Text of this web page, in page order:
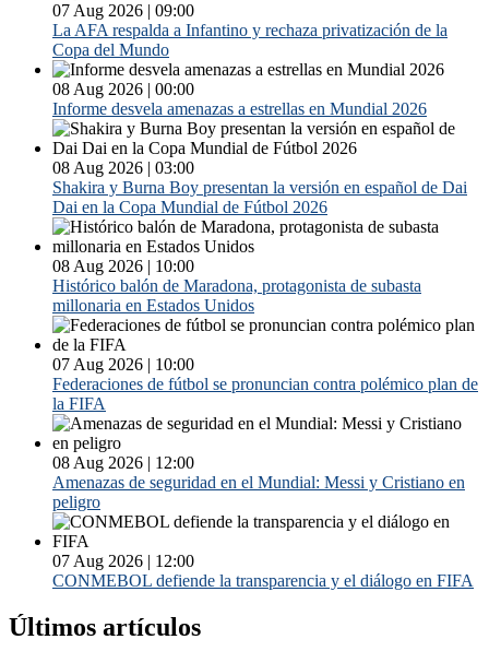
07 Aug 2026 | 09:00
La AFA respalda a Infantino y rechaza privatización de la
Copa del Mundo
08 Aug 2026 | 00:00
Informe desvela amenazas a estrellas en Mundial 2026
08 Aug 2026 | 03:00
Shakira y Burna Boy presentan la versión en español de Dai
Dai en la Copa Mundial de Fútbol 2026
08 Aug 2026 | 10:00
Histórico balón de Maradona, protagonista de subasta
millonaria en Estados Unidos
07 Aug 2026 | 10:00
Federaciones de fútbol se pronuncian contra polémico plan de
la FIFA
08 Aug 2026 | 12:00
Amenazas de seguridad en el Mundial: Messi y Cristiano en
peligro
07 Aug 2026 | 12:00
CONMEBOL defiende la transparencia y el diálogo en FIFA
Últimos artículos